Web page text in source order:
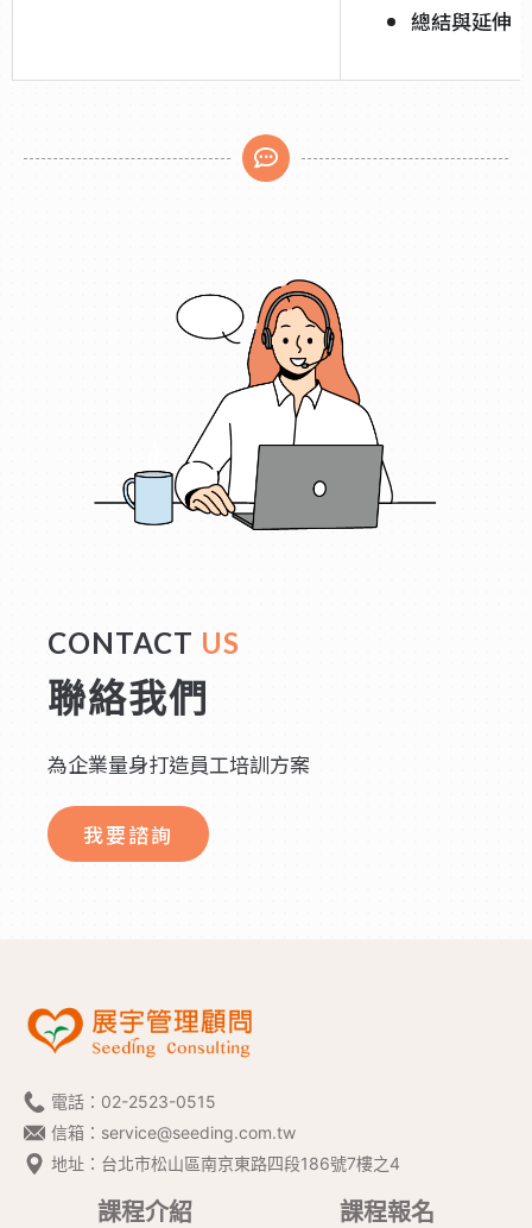
總結與延伸
CONTACT US
聯絡我們
為企業量身打造員工培訓方案
我要諮詢
電話： 02-2523-0515
信箱： service@seeding.com.tw
地址：台北市松山區南京東路四段186號7樓之4
課程介紹 課程報名